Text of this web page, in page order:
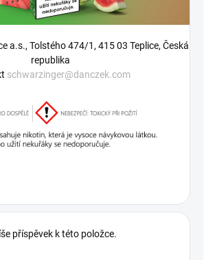
a.s., Tolstého 474/1, 415 03 Teplice, Česká
republika
schwarzinger@danczek.com
příspěvek k této položce.